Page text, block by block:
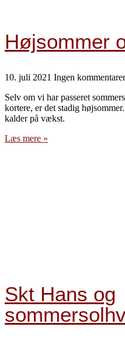
Højsommer
10. juli 2021 Ingen kommentarer
Selv om vi har passeret
kortere, er det stadig
kalder på vækst.
Læs mere »
Skt Hans og